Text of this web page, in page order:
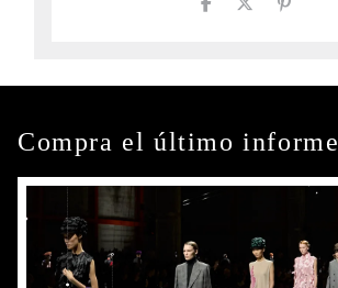
Compra el último informe